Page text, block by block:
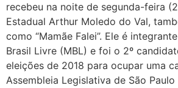
recebeu na noite de segunda-feira
Estadual Arthur Moledo do Val,
como “Mamãe Falei”. Ele é
Brasil Livre (MBL) e foi o 2º
eleições de 2018 para ocupar uma
Assembleia Legislativa de São Paulo